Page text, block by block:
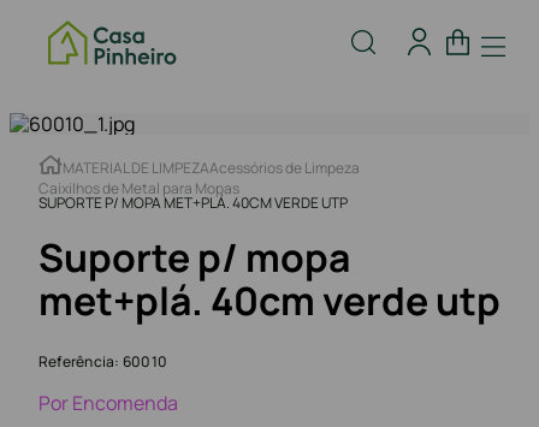
MATERIAL DE LIMPEZAAcessórios de Limpeza
Caixilhos de Metal para Mopas
SUPORTE P/ MOPA MET+PLÁ. 40CM VERDE UTP
Suporte p/ mopa
met+plá. 40cm verde utp
Referência: 60010
Por Encomenda